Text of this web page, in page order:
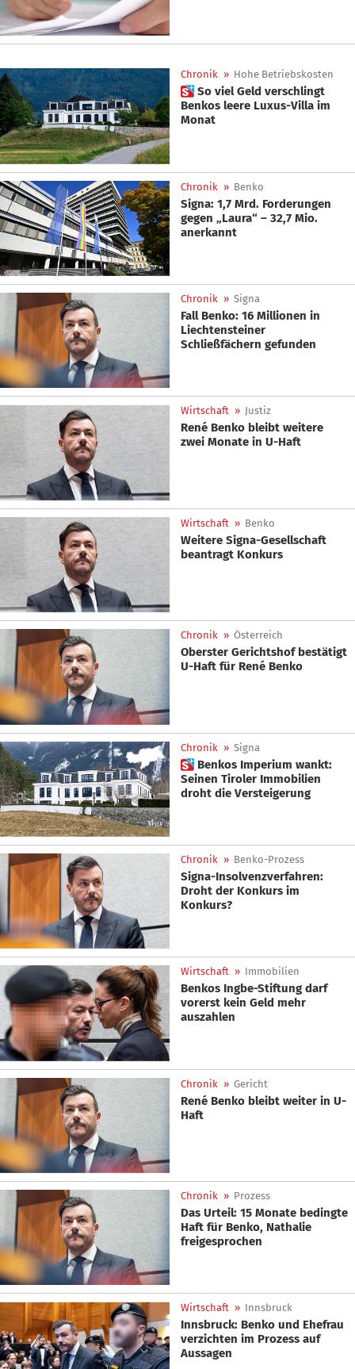
Chronik » Hohe Betriebskosten
 So viel Geld verschlingt
Benkos leere Luxus-Villa im
Monat
Chronik » Benko
Signa: 1,7 Mrd. Forderungen
gegen „Laura“ – 32,7 Mio.
anerkannt
Chronik » Signa
Fall Benko: 16 Millionen in
Liechtensteiner
Schließfächern gefunden
Wirtschaft » Justiz
René Benko bleibt weitere
zwei Monate in U-Haft
Wirtschaft » Benko
Weitere Signa-Gesellschaft
beantragt Konkurs
Chronik » Österreich
Oberster Gerichtshof bestätigt
U-Haft für René Benko
Chronik » Signa
 Benkos Imperium wankt:
Seinen Tiroler Immobilien
droht die Versteigerung
Chronik » Benko-Prozess
Signa-Insolvenzverfahren:
Droht der Konkurs im
Konkurs?
Wirtschaft » Immobilien
Benkos Ingbe-Stiftung darf
vorerst kein Geld mehr
auszahlen
Chronik » Gericht
René Benko bleibt weiter in U-
Haft
Chronik » Prozess
Das Urteil: 15 Monate bedingte
Haft für Benko, Nathalie
freigesprochen
Wirtschaft » Innsbruck
Innsbruck: Benko und Ehefrau
verzichten im Prozess auf
Aussagen